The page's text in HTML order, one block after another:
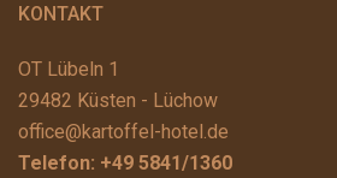
KONTAKT
OT Lübeln 1
29482 Küsten - Lüchow
office@kartoffel-hotel.de
Telefon: +49 5841/1360